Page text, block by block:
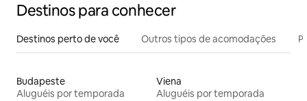
Destinos para conhecer
Destinos perto de você Outros tipos de acomodações
Budapeste
Aluguéis por temporada
Viena
Aluguéis por temporada